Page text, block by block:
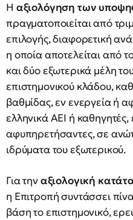
Η αξιολόγηση των
πραγματοποιείται από
επιλογής, διαφορετική
η οποία αποτελείται από
και δύο εξωτερικά μέλη
επιστημονικού κλάδου,
βαθμίδας, εν ενεργεία ή
ελληνικά ΑΕΙ ή καθηγητές,
αφυπηρετήσαντες, σε
ιδρύματα του εξωτερικού.
Για τηναξιολογική
η Επιτροπή συντάσσει
βάση το επιστημονικό,